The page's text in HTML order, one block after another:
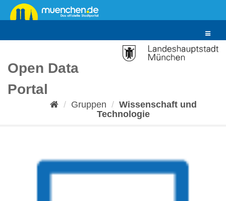
Überspringen
zum
Toggle
Open Data
Portal
Gruppen
Wissenschaft und
Technologie